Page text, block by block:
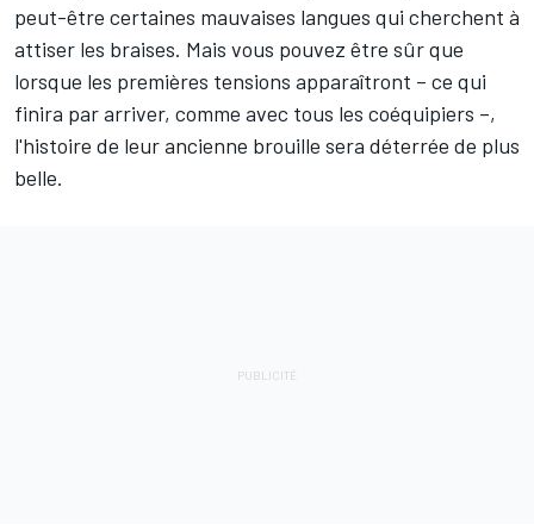
peut-être certaines mauvaises langues qui cherchent à
attiser les braises. Mais vous pouvez être sûr que
lorsque les premières tensions apparaîtront – ce qui
finira par arriver, comme avec tous les coéquipiers –,
l'histoire de leur ancienne brouille sera déterrée de plus
belle.